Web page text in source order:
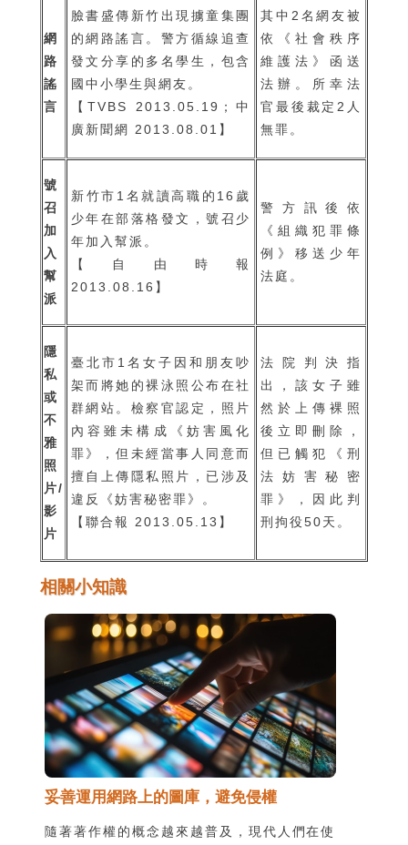
網
路
謠
言
臉書盛傳新竹出現擄童集團
的網路謠言。警方循線追查
發文分享的多名學生，包含
國中小學生與網友。
【TVBS 2013.05.19；中
廣新聞網 2013.08.01】
其中2名網友被
依《社會秩序
維護法》函送
法辦。所幸法
官最後裁定2人
無罪。
號
召
加
入
幫
派
新竹市1名就讀高職的16歲
少年在部落格發文，號召少
年加入幫派。
【自由時報
2013.08.16】
警方訊後依
《組織犯罪條
例》移送少年
法庭。
隱
私
或
不
雅
照
片/
影
片
臺北市1名女子因和朋友吵
架而將她的裸泳照公布在社
群網站。檢察官認定，照片
內容雖未構成《妨害風化
罪》，但未經當事人同意而
擅自上傳隱私照片，已涉及
違反《妨害秘密罪》。
【聯合報 2013.05.13】
法院判決指
出，該女子雖
然於上傳裸照
後立即刪除，
但已觸犯《刑
法妨害秘密
罪》，因此判
刑拘役50天。
相關小知識
妥善運用網路上的圖庫，避免侵權
隨著著作權的概念越來越普及，現代人們在使